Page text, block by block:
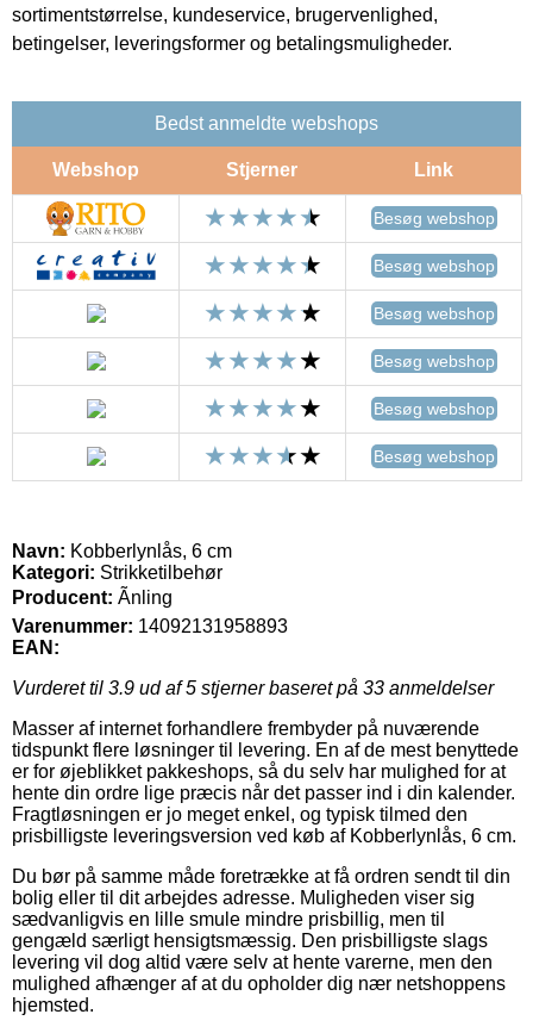
sortimentstørrelse, kundeservice, brugervenlighed,
betingelser, leveringsformer og betalingsmuligheder.
Bedst anmeldte webshops
Webshop Stjerner Link
Besøg webshop
Besøg webshop
Besøg webshop
Besøg webshop
Besøg webshop
Besøg webshop
Navn: Kobberlynlås, 6 cm
Kategori: Strikketilbehør
Producent: Ãnling
Varenummer: 14092131958893
EAN:
Vurderet til 3.9 ud af 5 stjerner baseret på 33 anmeldelser
Masser af internet forhandlere frembyder på nuværende
tidspunkt flere løsninger til levering. En af de mest benyttede
er for øjeblikket pakkeshops, så du selv har mulighed for at
hente din ordre lige præcis når det passer ind i din kalender.
Fragtløsningen er jo meget enkel, og typisk tilmed den
prisbilligste leveringsversion ved køb af Kobberlynlås, 6 cm.
Du bør på samme måde foretrække at få ordren sendt til din
bolig eller til dit arbejdes adresse. Muligheden viser sig
sædvanligvis en lille smule mindre prisbillig, men til
gengæld særligt hensigtsmæssig. Den prisbilligste slags
levering vil dog altid være selv at hente varerne, men den
mulighed afhænger af at du opholder dig nær netshoppens
hjemsted.